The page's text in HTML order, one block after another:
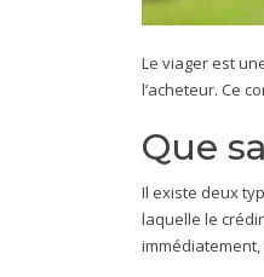
Le viager est
l’acheteur. Ce
Que
Il existe deux
laquelle le